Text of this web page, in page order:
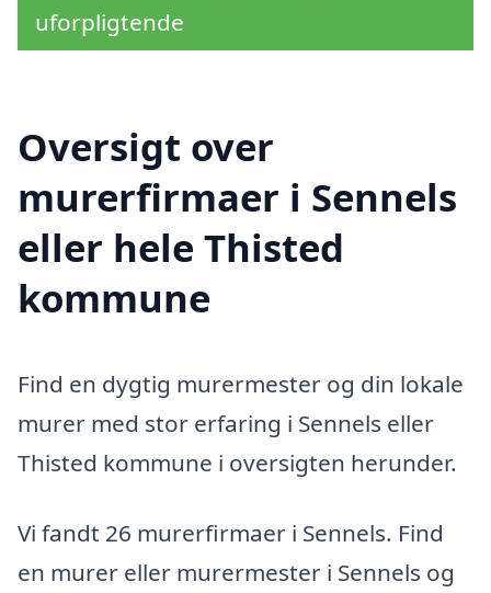
uforpligtende
Oversigt over
murerfirmaer i Sennels
eller hele Thisted
kommune
Find en dygtig murermester og din lokale
murer med stor erfaring i Sennels eller
Thisted kommune i oversigten herunder.
Vi fandt 26 murerfirmaer i Sennels. Find
en murer eller murermester i Sennels og